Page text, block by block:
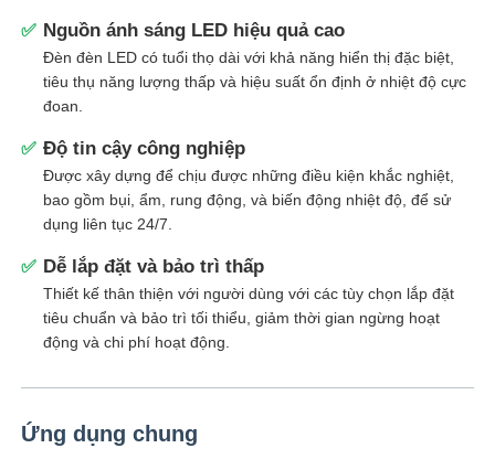
Hộp chống nổ
công tắc chống cháy nổ
Các tuyến cáp chống nổ
phích cắm và ổ cắm chống cháy nổ
✅ Nguồn ánh sáng LED hiệu quả cao
Đèn đèn LED có tuổi thọ dài với khả năng hiển thị đặc biệt,
tiêu thụ năng lượng thấp và hiệu suất ổn định ở nhiệt độ cực
đoan.
✅ Độ tin cậy công nghiệp
Được xây dựng để chịu được những điều kiện khắc nghiệt,
bao gồm bụi, ẩm, rung động, và biến động nhiệt độ, để sử
dụng liên tục 24/7.
✅ Dễ lắp đặt và bảo trì thấp
Thiết kế thân thiện với người dùng với các tùy chọn lắp đặt
tiêu chuẩn và bảo trì tối thiểu, giảm thời gian ngừng hoạt
động và chi phí hoạt động.
Ứng dụng chung